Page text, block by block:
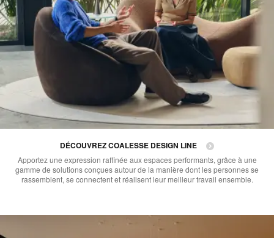
DÉCOUVREZ COALESSE DESIGN LINE
Apportez une expression raffinée aux espaces performants, grâce à une
gamme de solutions conçues autour de la manière dont les personnes se
rassemblent, se connectent et réalisent leur meilleur travail ensemble.